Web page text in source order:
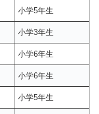
小学5年生
小学3年生
小学6年生
小学6年生
小学5年生